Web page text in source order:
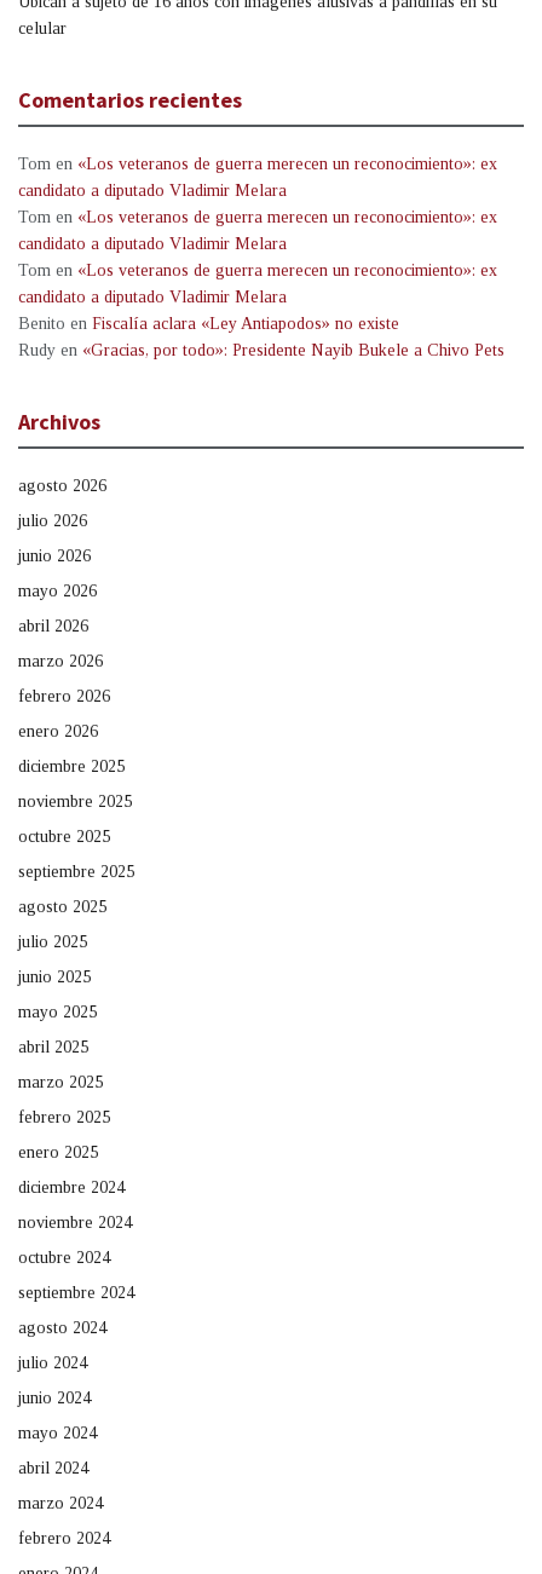
celular
Comentarios recientes
Tom en «Los veteranos de guerra merecen un reconocimiento»: ex
candidato a diputado Vladimir Melara
Tom en «Los veteranos de guerra merecen un reconocimiento»: ex
candidato a diputado Vladimir Melara
Tom en «Los veteranos de guerra merecen un reconocimiento»: ex
candidato a diputado Vladimir Melara
Benito en Fiscalía aclara «Ley Antiapodos» no existe
Rudy en «Gracias, por todo»: Presidente Nayib Bukele a Chivo Pets
Archivos
agosto 2026
julio 2026
junio 2026
mayo 2026
abril 2026
marzo 2026
febrero 2026
enero 2026
diciembre 2025
noviembre 2025
octubre 2025
septiembre 2025
agosto 2025
julio 2025
junio 2025
mayo 2025
abril 2025
marzo 2025
febrero 2025
enero 2025
diciembre 2024
noviembre 2024
octubre 2024
septiembre 2024
agosto 2024
julio 2024
junio 2024
mayo 2024
abril 2024
marzo 2024
febrero 2024